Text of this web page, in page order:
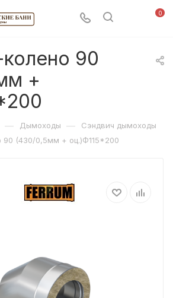
0
90
+
— Дымоходы — Сэндвич дымоходы
90 (430/0,5мм + оц.)Ф115*200